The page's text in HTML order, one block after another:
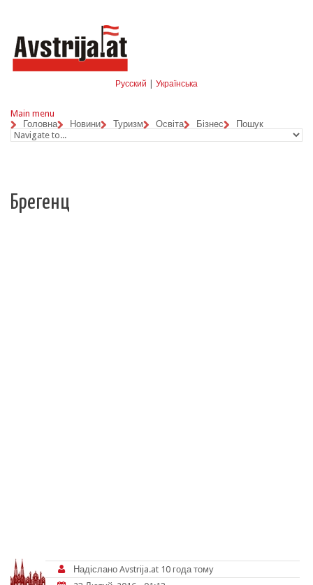
Русский Українська
Main menu
Головна
Новини Туризм Освіта Бізнес Пошук
Брегенц
Надіслано Avstrija.at 10 года тому